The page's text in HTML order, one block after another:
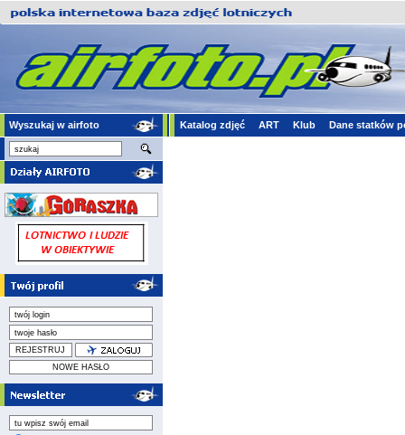
Wyszukaj w airfoto Katalog zdjęć ART Klub Dane statków